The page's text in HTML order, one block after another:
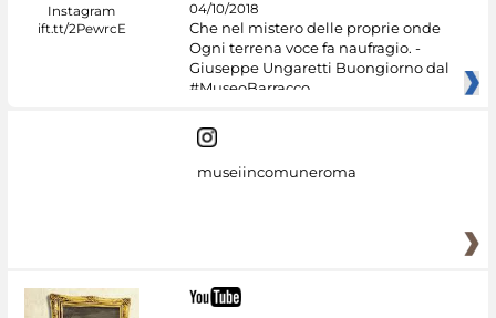
04/10/2018
Che nel mistero delle proprie onde
Ogni terrena voce fa naufragio. -
Giuseppe Ungaretti Buongiorno dal
#MuseoBarracco
museiincomuneroma